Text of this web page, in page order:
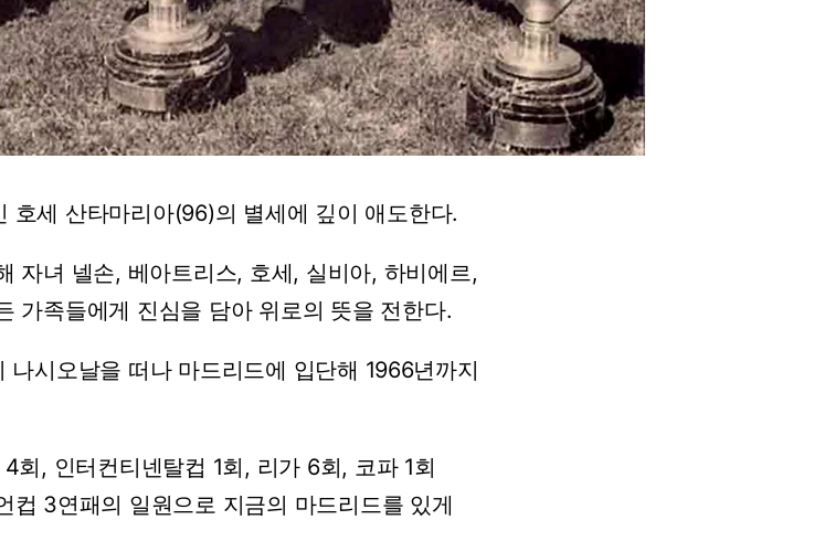
호세 산타마리아(96)의 별세에 깊이 애도한다.
자녀 넬손, 베아트리스, 호세, 실비아, 하비에르,
가족들에게 진심을 담아 위로의 뜻을 전한다.
나시오날을 떠나 마드리드에 입단해 1966년까지
4회, 인터컨티넨탈컵 1회, 리가 6회, 코파 1회
컵 3연패의 일원으로 지금의 마드리드를 있게